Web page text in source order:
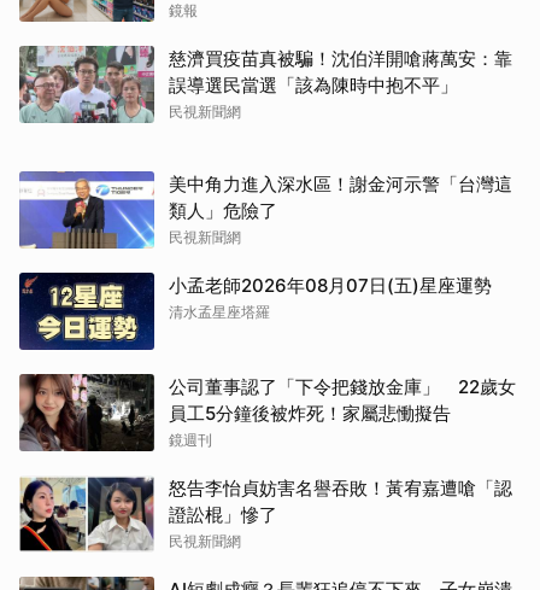
鏡報
慈濟買疫苗真被騙！沈伯洋開嗆蔣萬安：靠
誤導選民當選「該為陳時中抱不平」
民視新聞網
美中角力進入深水區！謝金河示警「台灣這
類人」危險了
民視新聞網
小孟老師2026年08月07日(五)星座運勢
清水孟星座塔羅
公司董事認了「下令把錢放金庫」 22歲女
員工5分鐘後被炸死！家屬悲慟擬告
鏡週刊
怒告李怡貞妨害名譽吞敗！黃宥嘉遭嗆「認
證訟棍」慘了
民視新聞網